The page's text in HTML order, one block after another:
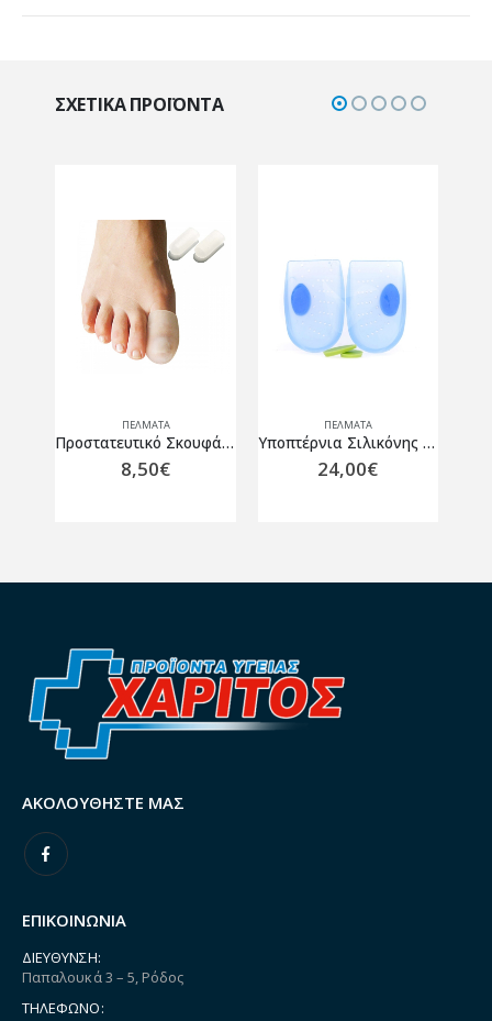
ΣΧΕΤΙΚΆ ΠΡΟΪΌΝΤΑ
ΠΈΛΜΑΤΑ
Προστατευτικό Σκουφάκι Δακτύλων “Gel Cup” Vita 07-2-001 2 τμχ.
8,50€
ΠΈΛΜΑΤΑ
Υποπτέρνια Σιλικόνης για Άκανθα Πτέρνας Thuasne Pedipro Softer 6605 ζεύγος
24,00€
ΑΚΟΛΟΥΘΉΣΤΕ ΜΑΣ
ΕΠΙΚΟΙΝΩΝΙΑ
ΔΙΕΎΘΥΝΣΗ:
Παπαλουκά 3 – 5, Ρόδος
ΤΗΛΈΦΩΝΟ: